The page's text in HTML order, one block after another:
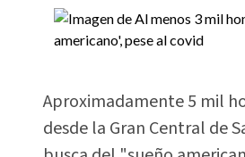
Aproximadamente 5 mil
desde la Gran Central de